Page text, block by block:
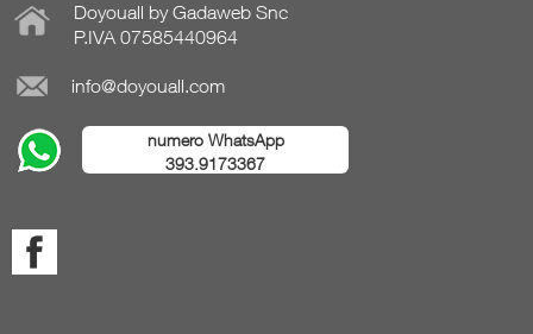
Doyouall by Gadaweb Snc
P.IVA 07585440964
info@doyouall.com
numero WhatsApp
393.9173367